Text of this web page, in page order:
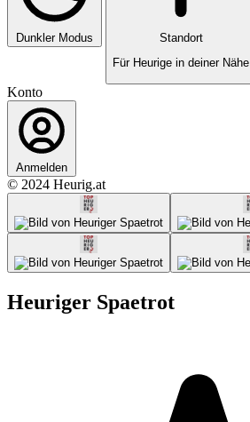
Dunkler Modus
Standort
Für Heurige in deiner Nähe
Konto
Anmelden
© 2024 Heurig.at
Heuriger Spaetrot